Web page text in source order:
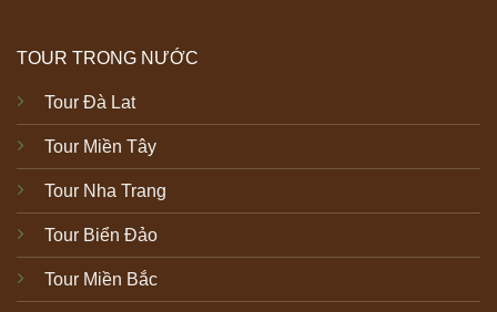
TOUR TRONG NƯỚC
Tour Đà Lat
Tour Miền Tây
Tour Nha Trang
Tour Biển Đảo
Tour Miền Bắc